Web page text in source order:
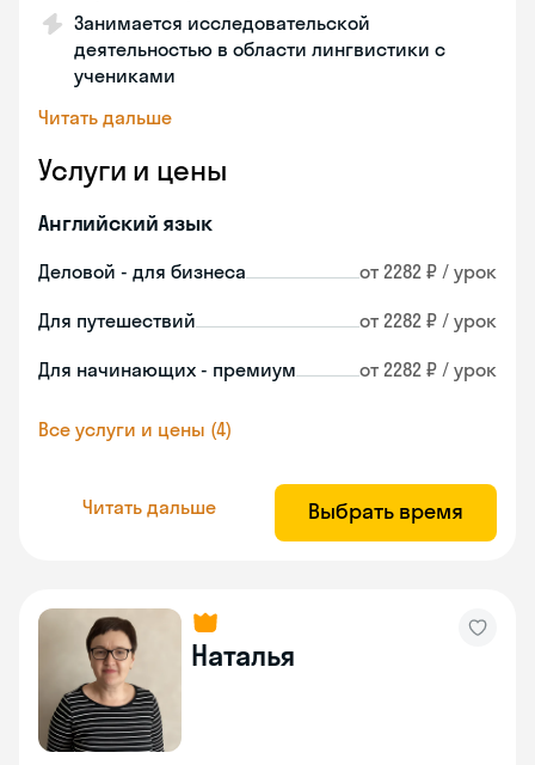
Занимается исследовательской
деятельностью в области лингвистики с
учениками
Читать дальше
Услуги и цены
Английский язык
Деловой - для бизнеса от 2282 ₽ / урок
Для путешествий от 2282 ₽ / урок
Для начинающих - премиум от 2282 ₽ / урок
Все услуги и цены (4)
Читать дальше Выбрать время
Наталья